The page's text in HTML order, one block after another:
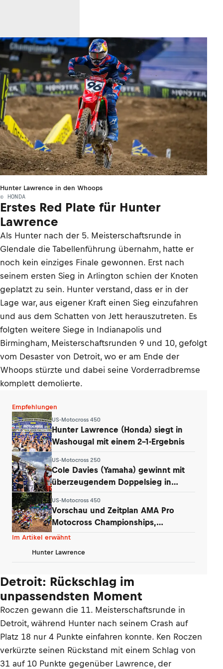
Hunter Lawrence in den Whoops
© HONDA
Erstes Red Plate für Hunter
Lawrence
Als Hunter nach der 5. Meisterschaftsrunde in
Glendale die Tabellenführung übernahm, hatte er
noch kein einziges Finale gewonnen. Erst nach
seinem ersten Sieg in Arlington schien der Knoten
geplatzt zu sein. Hunter verstand, dass er in der
Lage war, aus eigener Kraft einen Sieg einzufahren
und aus dem Schatten von Jett herauszutreten. Es
folgten weitere Siege in Indianapolis und
Birmingham, Meisterschaftsrunden 9 und 10, gefolgt
vom Desaster von Detroit, wo er am Ende der
Whoops stürzte und dabei seine Vorderradbremse
komplett demolierte.
Empfehlungen
US-Motocross 450
Hunter Lawrence (Honda) siegt in
Washougal mit einem 2-1-Ergebnis
US-Motocross 250
Cole Davies (Yamaha) gewinnt mit
überzeugendem Doppelsieg in
US-Motocross 450
Vorschau und Zeitplan AMA Pro
Motocross Championships,
Washougal
Im Artikel erwähnt
Hunter Lawrence
Detroit: Rückschlag im
unpassendsten Moment
Roczen gewann die 11. Meisterschaftsrunde in
Detroit, während Hunter nach seinem Crash auf
Platz 18 nur 4 Punkte einfahren konnte. Ken Roczen
verkürzte seinen Rückstand mit einem Schlag von
31 auf 10 Punkte gegenüber Lawrence, der